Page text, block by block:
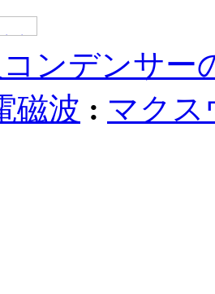
ンデンサー
磁波 : マクス